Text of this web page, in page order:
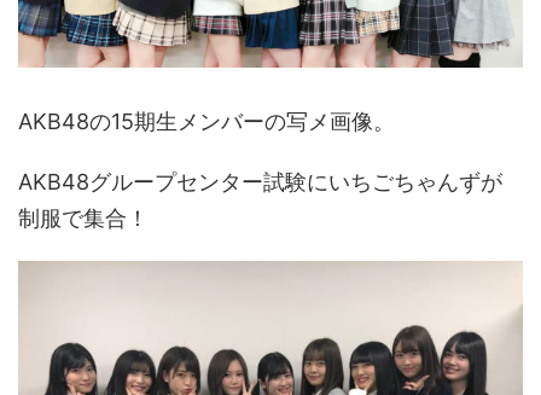
AKB48の15期生メンバーの写メ画像。
AKB48グループセンター試験にいちごちゃんずが
制服で集合！